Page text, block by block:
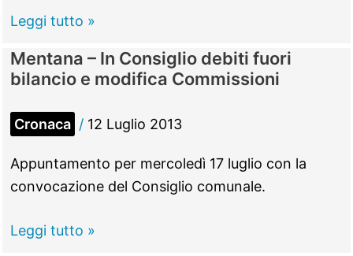
pubblici
Mentana
“Falso
cieco”
da
30
anni
sorpreso
giocare
Leggi tutto »
Mentana – In Consiglio debiti fuori
bilancio e modifica Commissioni
Cronaca / 12 Luglio 2013
Appuntamento per mercoledì 17 luglio con la
convocazione del Consiglio comunale.
Mentana
Leggi tutto »